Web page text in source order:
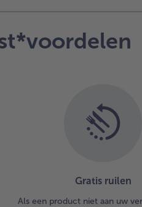
Gratis ruilen
Als een product niet aan uw